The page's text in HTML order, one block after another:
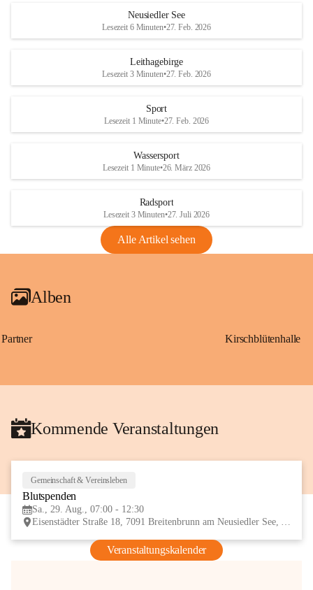
S
und den daraus folgenden wirtschaftlichen
Maßnahmen zur Bekämpfung
Rebe und der Amerikanischen
Anhang VBl. EU Nr. 18
1 Seite•1,4 MB
VBl. EU Nr. 18_2026
r
S
Neusiedler See
Lesezeit 6 Minuten•27. Feb. 2026
Leithagebirge
Lesezeit 3 Minuten•27. Feb. 2026
Sport
Lesezeit 1 Minute•27. Feb. 2026
Wassersport
Lesezeit 1 Minute•26. März 2026
Radsport
Lesezeit 3 Minuten•27. Juli 2026
Alle Artikel sehen
Alben
Partner Kirschblütenhalle
Kommende Veranstaltungen
Gemeinschaft & Vereinsleben
Blutspenden
Sa., 29. Aug., 07:00 - 12:30
Eisenstädter Straße 18, 7091 Breitenbrunn am Neusiedler See, AUT
Veranstaltungskalender